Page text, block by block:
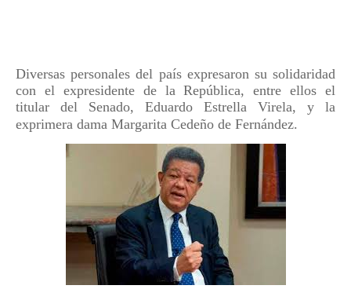
Diversas personales del país expresaron su solidaridad
con el expresidente de la República, entre ellos el
titular del Senado, Eduardo Estrella Virela, y la
exprimera dama Margarita Cedeño de Fernández.